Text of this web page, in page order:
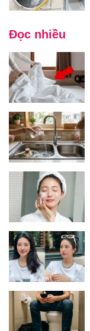
Đọc nhiều